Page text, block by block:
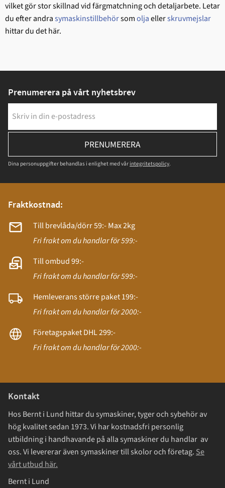
vilket gör stor skillnad vid färgmatchning och detaljarbete. Letar
du efter andrasymaskinstillbehörsomoljaellerskruvmejslar
hittar du det här.
Prenumerera på vårt nyhetsbrev
PRENUMERERA
Dina personuppgifter behandlas i enlighet med vår integritetspolicy.
Fraktkostnad:
Till brevlåda/dörr 59:- Max 2kg
Fri frakt om du handlar för 599:-
Till ombud 99:-
Fri frakt om du handlar för 599:-
Hemleverans större paket 199:-
Fri frakt om du handlar för 2000:-
Företagspaket DHL 299:-
Fri frakt om du handlar för 2000:-
Kontakt
Hos Bernt i Lund hittar du symaskiner, tyger och sybehör av
hög kvalitet sedan 1973. Vi har kostnadsfri personlig
utbildning i handhavande på alla symaskiner du handlar av
oss. Vi levererar även symaskiner till skolor och företag. Se
vårt utbud här.
Bernt i Lund